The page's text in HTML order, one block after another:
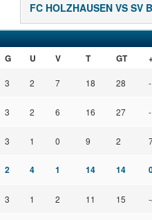
FC HOLZHAUSEN VS SV
G U V T GT
3 2 7 18 28
3 2 6 16 27
3 1 0 9 2
2 4 1 14 14
3 1 2 11 15